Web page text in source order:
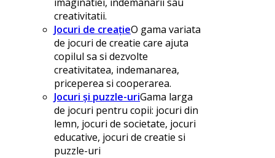
creativitatii.
Jocuri de creațieO gama variata
de jocuri de creatie care ajuta
copilul sa si dezvolte
creativitatea, indemanarea,
priceperea si cooperarea.
Jocuri și puzzle-uriGama larga
de jocuri pentru copii: jocuri din
lemn, jocuri de societate, jocuri
educative, jocuri de creatie si
puzzle-uri